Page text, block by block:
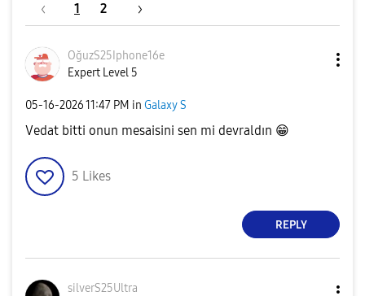
1 2
OğuzS25Iphone16e
Expert Level 5
‎05-16-202611:47 PM in Galaxy S
Vedat bitti onun mesaisini sen mi devraldın 😁
5 Likes
REPLY
silverS25Ultra